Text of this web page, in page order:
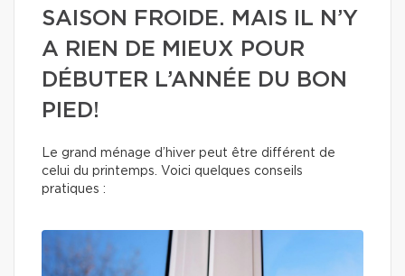
SAISON FROIDE. MAIS IL N’Y
A RIEN DE MIEUX POUR
DÉBUTER L’ANNÉE DU BON
PIED!
Le grand ménage d’hiver peut être différent de
celui du printemps. Voici quelques conseils
pratiques :